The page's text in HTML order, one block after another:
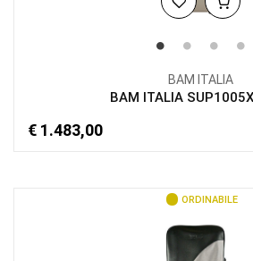
BAM ITALIA
BAM ITALIA
€ 1.483,00
ORDINABILE